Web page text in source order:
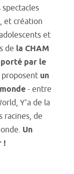
et création
et
de la CHAM
par le
proposent un
- entre
Y’a de la
racines, de
Un
!